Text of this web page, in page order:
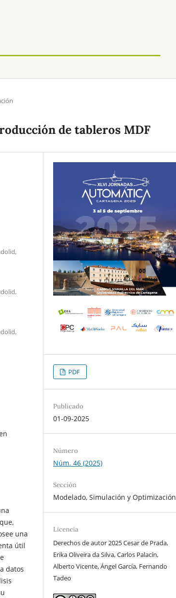
de tableros MDF
una
útil
datos
PDF
Publicado
01-09-2025
Número
Núm. 46 (2025)
Sección
Modelado, Simulación y Optimización
Licencia
Derechos de autor 2025 Cesar de Prada,
Erika Oliveira da Silva, Carlos Palacín,
Alberto Vicente, Ángel García, Fernando
Tadeo